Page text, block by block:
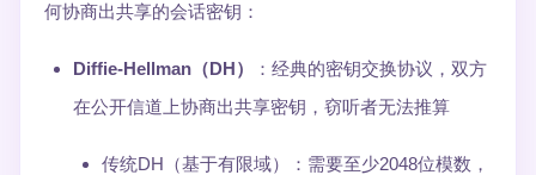
何协商出共享的会话密钥：
Diffie-Hellman（DH）
：经典的密钥交换协议，双方
在公开信道上协商出共享密钥，窃听者无法推算
传统DH（基于有限域）：需要至少2048位模数，